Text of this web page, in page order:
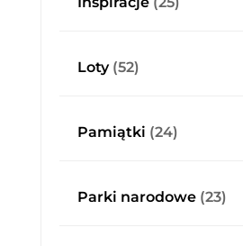
Loty(52)
Pamiątki (24)
Parki narodowe(23)